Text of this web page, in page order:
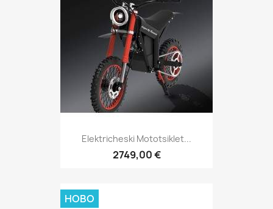
Elektricheski Mototsiklet...
2749,00 €
НОВО